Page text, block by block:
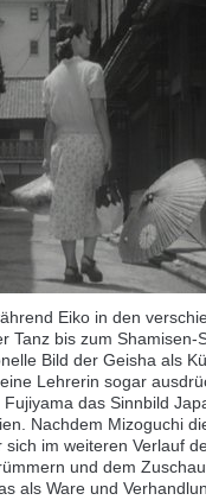
Eiko in den
Tanz bis zum Shamisen-
Bild der Geisha als
Lehrerin sogar
das Sinnbild
Nachdem Mizoguchi
im weiteren Verlauf
und dem
als Ware und